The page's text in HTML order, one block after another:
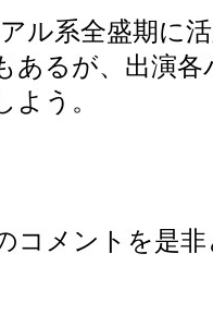
ル系全盛期に
あるが、出演
よう。
コメントを是